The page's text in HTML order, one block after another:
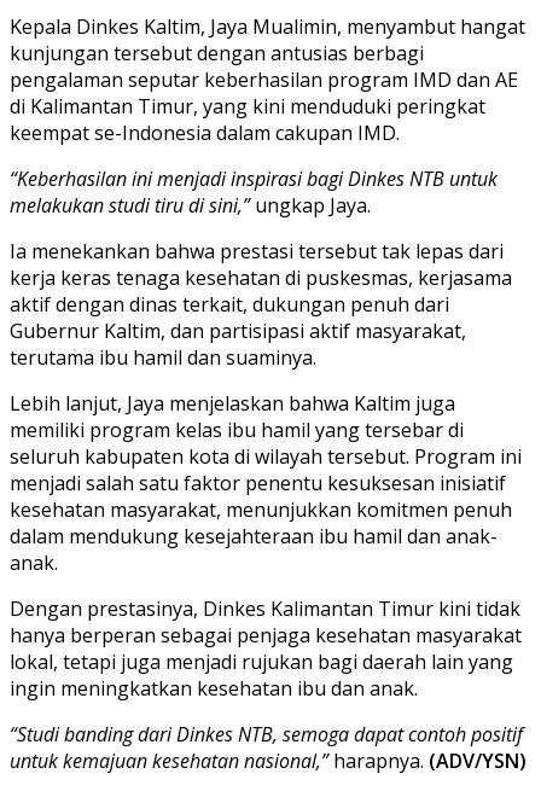
Kepala Dinkes Kaltim, Jaya Mualimin, menyambut hangat
kunjungan tersebut dengan antusias berbagi
pengalaman seputar keberhasilan program IMD dan AE
di Kalimantan Timur, yang kini menduduki peringkat
keempat se-Indonesia dalam cakupan IMD.
“Keberhasilan ini menjadi inspirasi bagi Dinkes NTB untuk
melakukan studi tiru di sini,”ungkap Jaya.
Ia menekankan bahwa prestasi tersebut tak lepas dari
kerja keras tenaga kesehatan di puskesmas, kerjasama
aktif dengan dinas terkait, dukungan penuh dari
Gubernur Kaltim, dan partisipasi aktif masyarakat,
terutama ibu hamil dan suaminya.
Lebih lanjut, Jaya menjelaskan bahwa Kaltim juga
memiliki program kelas ibu hamil yang tersebar di
seluruh kabupaten kota di wilayah tersebut. Program ini
menjadi salah satu faktor penentu kesuksesan inisiatif
kesehatan masyarakat, menunjukkan komitmen penuh
dalam mendukung kesejahteraan ibu hamil dan anak-
anak.
Dengan prestasinya, Dinkes Kalimantan Timur kini tidak
hanya berperan sebagai penjaga kesehatan masyarakat
lokal, tetapi juga menjadi rujukan bagi daerah lain yang
ingin meningkatkan kesehatan ibu dan anak.
“Studi banding dari Dinkes NTB, semoga dapat contoh positif
untuk kemajuan kesehatan nasional,”harapnya. (ADV/YSN)